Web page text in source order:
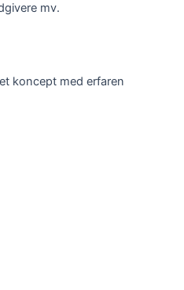
mv.
koncept med erfaren